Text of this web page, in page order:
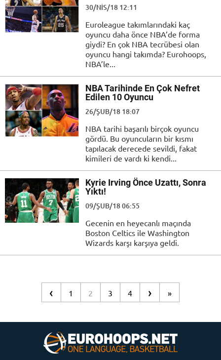
30/NIS/18 12:11
Euroleague takımlarındaki kaç
oyuncu daha önce NBA’de forma
giydi? En çok NBA tecrübesi olan
oyuncu hangi takımda? Eurohoops,
NBA’le...
NBA Tarihinde En Çok Nefret
Edilen 10 Oyuncu
26/ŞUB/18 18:07
NBA tarihi başarılı birçok oyuncu
gördü. Bu oyuncuların bir kısmı
tapılacak derecede sevildi, fakat
kimileri de vardı ki kendi...
Kyrie Irving Önce Uzattı, Sonra
Yıktı!
09/ŞUB/18 06:55
Gecenin en heyecanlı maçında
Boston Celtics ile Washington
Wizards karşı karşıya geldi.
‹ 1 2 3 4 › »